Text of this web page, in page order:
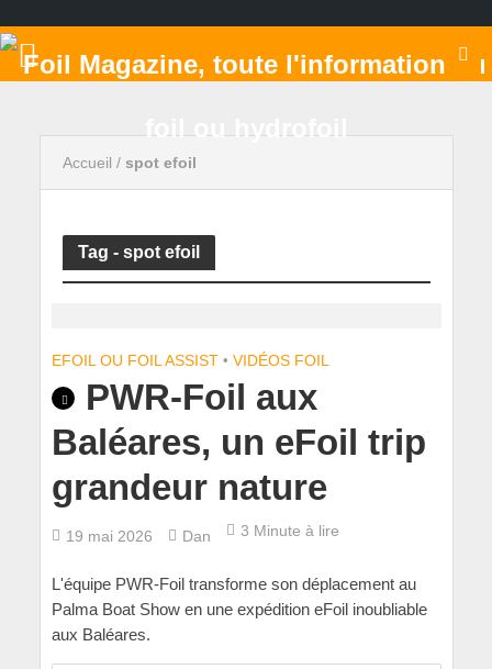
Accueil / spot efoil
Tag - spot efoil
EFOIL OU FOIL ASSIST • VIDÉOS FOIL
PWR-Foil aux
Baléares, un eFoil trip
grandeur nature
19 mai 2026 Dan 3 Minute à lire
L'équipe PWR-Foil transforme son déplacement au
Palma Boat Show en une expédition eFoil inoubliable
aux Baléares.